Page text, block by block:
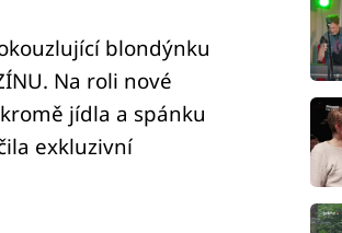
blondýnku
Na roli nové
jídla a spánku
exkluzivní